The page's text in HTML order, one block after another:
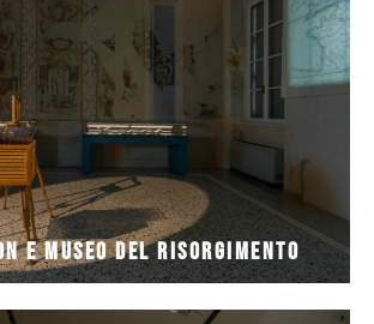
e Museo del Risorgimento
e Museo del Risorgimento
BYRON e MUSEO DEL
trova spazio oggi all’interno di